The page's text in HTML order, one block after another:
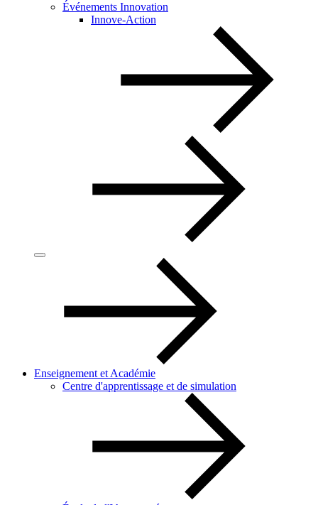
Événements Innovation
Innove-Action
Enseignement et Académie
Centre d'apprentissage et de simulation